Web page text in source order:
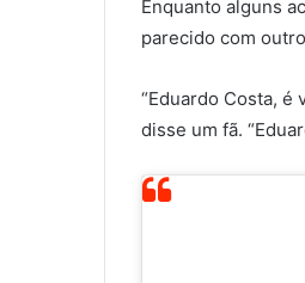
Enquanto alguns
parecido com
“Eduardo Costa, é
disse um fã.